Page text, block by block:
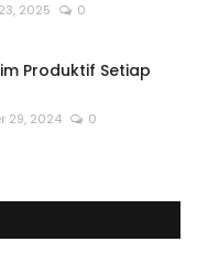
2025 0
Produktif Setiap
29, 2024 0